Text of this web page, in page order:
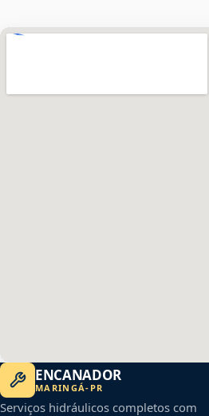
ENCANADOR
MARINGÁ- PR
Serviços hidráulicos completos com